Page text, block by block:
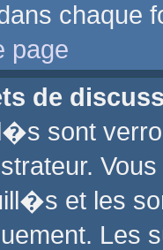
chaque
page
de
sont
et les
Les